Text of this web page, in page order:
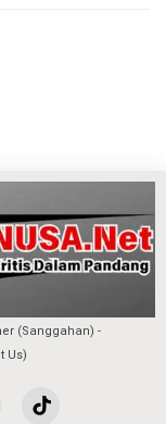
(Sanggahan)
Us)